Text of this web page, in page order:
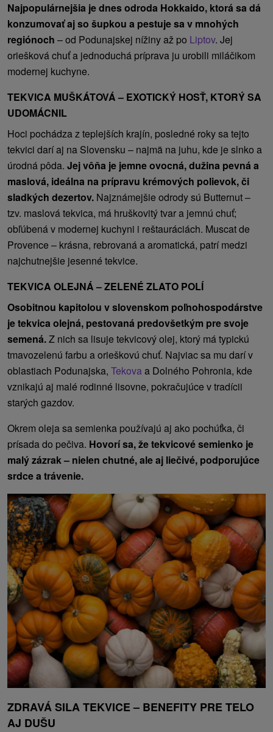
Najpopulárnejšia je dnes odroda Hokkaido, ktorá sa dá
konzumovať aj so šupkou a pestuje sa v mnohých
regiónoch – od Podunajskej nížiny až po Liptov. Jej
oriešková chuť a jednoduchá príprava ju urobili miláčikom
modernej kuchyne.
TEKVICA MUŠKÁTOVÁ – EXOTICKÝ HOSŤ, KTORÝ SA
UDOMÁCNIL
Hoci pochádza z teplejších krajín, posledné roky sa tejto
tekvici darí aj na Slovensku – najmä na juhu, kde je slnko a
úrodná pôda. Jej vôňa je jemne ovocná, dužina pevná a
maslová, ideálna na prípravu krémových polievok, či
sladkých dezertov. Najznámejšie odrody sú Butternut –
tzv. maslová tekvica, má hruškovitý tvar a jemnú chuť;
obľúbená v modernej kuchyni i reštauráciách. Muscat de
Provence – krásna, rebrovaná a aromatická, patrí medzi
najchutnejšie jesenné tekvice.
TEKVICA OLEJNÁ – ZELENÉ ZLATO POLÍ
Osobitnou kapitolou v slovenskom poľnohospodárstve
je tekvica olejná, pestovaná predovšetkým pre svoje
semená.Z nich sa lisuje tekvicový olej, ktorý má typickú
tmavozelenú farbu a orieškovú chuť. Najviac sa mu darí v
oblastiach Podunajska, Tekovaa Dolného Pohronia, kde
vznikajú aj malé rodinné lisovne, pokračujúce v tradícii
starých gazdov.
Okrem oleja sa semienka používajú aj ako pochúťka, či
prísada do pečiva. Hovorí sa, že tekvicové semienko je
malý zázrak – nielen chutné, ale aj liečivé, podporujúce
srdce a trávenie.
ZDRAVÁ SILA TEKVICE – BENEFITY PRE TELO
AJ DUŠU